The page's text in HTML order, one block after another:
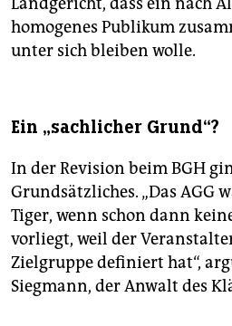
homogenes Publikum
unter sich bleiben wolle.
Ein „sachlicher Grund“?
In der Revision beim BGH
Grundsätzliches. „Das AGG
Tiger, wenn schon dann
vorliegt, weil der
Zielgruppe definiert hat“,
Siegmann, der Anwalt des